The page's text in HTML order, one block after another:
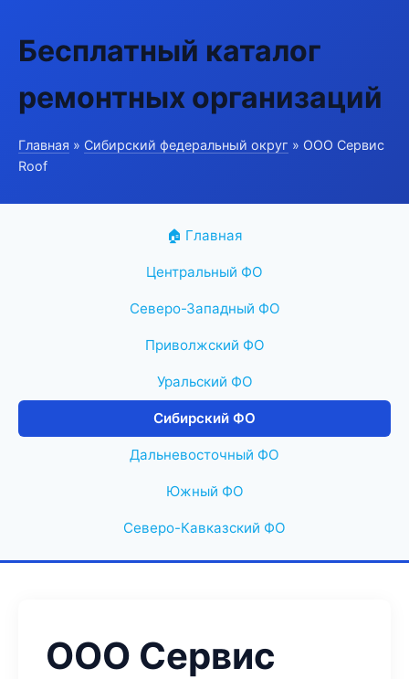
Бесплатный каталог
ремонтных организаций
Главная » Сибирский федеральный округ » ООО Сервис
Roof
🏠 Главная
Центральный ФО
Северо-Западный ФО
Приволжский ФО
Уральский ФО
Сибирский ФО
Дальневосточный ФО
Южный ФО
Северо-Кавказский ФО
ООО Сервис